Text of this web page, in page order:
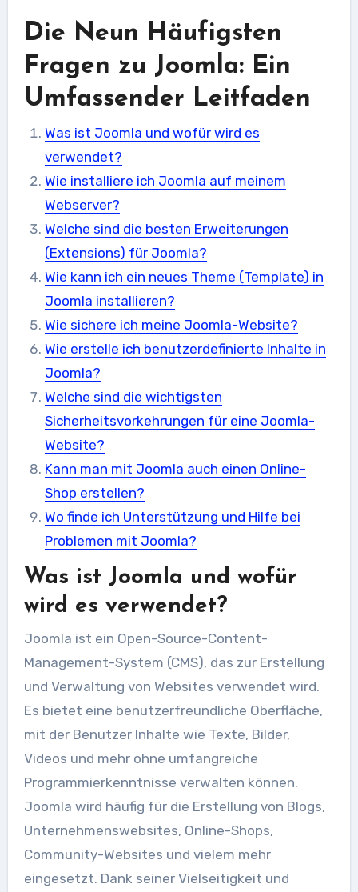
Die Neun Häufigsten
Fragen zu Joomla: Ein
Umfassender Leitfaden
Was ist Joomla und wofür wird es
verwendet?
Wie installiere ich Joomla auf meinem
Webserver?
Welche sind die besten Erweiterungen
(Extensions) für Joomla?
Wie kann ich ein neues Theme (Template) in
Joomla installieren?
Wie sichere ich meine Joomla-Website?
Wie erstelle ich benutzerdefinierte Inhalte in
Joomla?
Welche sind die wichtigsten
Sicherheitsvorkehrungen für eine Joomla-
Website?
Kann man mit Joomla auch einen Online-
Shop erstellen?
Wo finde ich Unterstützung und Hilfe bei
Problemen mit Joomla?
Was ist Joomla und wofür
wird es verwendet?
Joomla ist ein Open-Source-Content-
Management-System (CMS), das zur Erstellung
und Verwaltung von Websites verwendet wird.
Es bietet eine benutzerfreundliche Oberfläche,
mit der Benutzer Inhalte wie Texte, Bilder,
Videos und mehr ohne umfangreiche
Programmierkenntnisse verwalten können.
Joomla wird häufig für die Erstellung von Blogs,
Unternehmenswebsites, Online-Shops,
Community-Websites und vielem mehr
eingesetzt. Dank seiner Vielseitigkeit und